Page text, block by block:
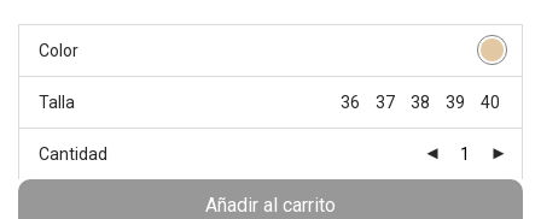
225,00 €.
135,00 €.
Color
Talla 36 37 38 39 40
Cantidad
Añadir al carrito